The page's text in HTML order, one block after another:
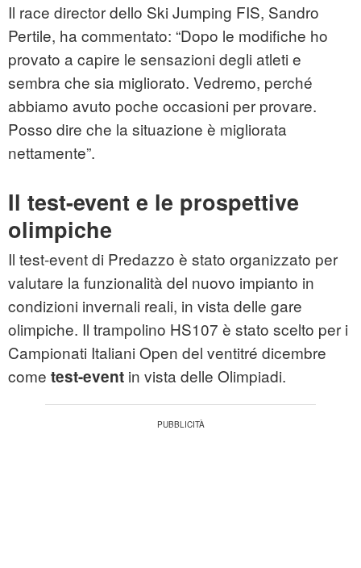
Il race director dello Ski Jumping FIS, Sandro
Pertile, ha commentato: “Dopo le modifiche ho
provato a capire le sensazioni degli atleti e
sembra che sia migliorato. Vedremo, perché
abbiamo avuto poche occasioni per provare.
Posso dire che la situazione è migliorata
nettamente”.
Il test-event e le prospettive
olimpiche
Il test-event di Predazzo è stato organizzato per
valutare la funzionalità del nuovo impianto in
condizioni invernali reali, in vista delle gare
olimpiche. Il trampolino HS107 è stato scelto per i
Campionati Italiani Open del ventitré dicembre
come test-event in vista delle Olimpiadi.